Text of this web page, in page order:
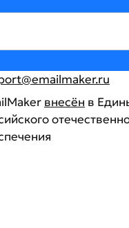
внесён в